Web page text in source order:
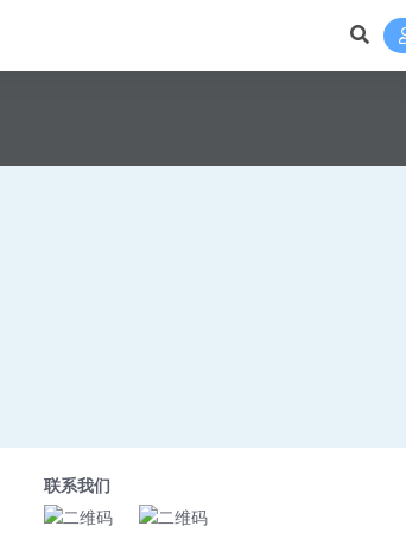
联系我们